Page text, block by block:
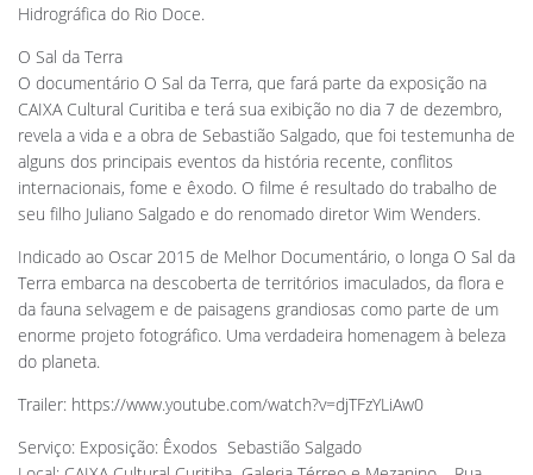
Hidrográfica do Rio Doce.
O Sal da Terra
O documentário O Sal da Terra, que fará parte da exposição na
CAIXA Cultural Curitiba e terá sua exibição no dia 7 de dezembro,
revela a vida e a obra de Sebastião Salgado, que foi testemunha de
alguns dos principais eventos da história recente, conflitos
internacionais, fome e êxodo. O filme é resultado do trabalho de
seu filho Juliano Salgado e do renomado diretor Wim Wenders.
Indicado ao Oscar 2015 de Melhor Documentário, o longa O Sal da
Terra embarca na descoberta de territórios imaculados, da flora e
da fauna selvagem e de paisagens grandiosas como parte de um
enorme projeto fotográfico. Uma verdadeira homenagem à beleza
do planeta.
Trailer: https://www.youtube.com/watch?v=djTFzYLiAw0
Serviço: Exposição: Êxodos  Sebastião Salgado